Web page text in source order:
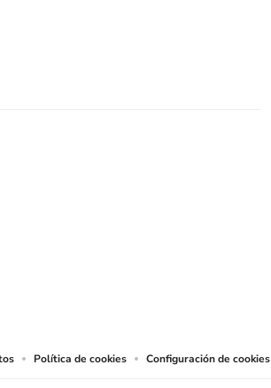
Política de cookies Configuración de cookies